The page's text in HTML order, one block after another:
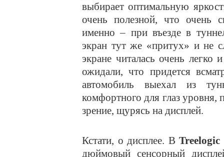
выбирает оптимальную
очень полезной, что очень
именно – при въезде в
экран тут же «притух» и не
экране читалась очень
ожидали, что придется
автомобиль выехал из
комфортного для глаз уровня,
зрение, щурясь на дисплей.
Кстати, о дисплее. ВTreelogic
дюймовый сенсорный